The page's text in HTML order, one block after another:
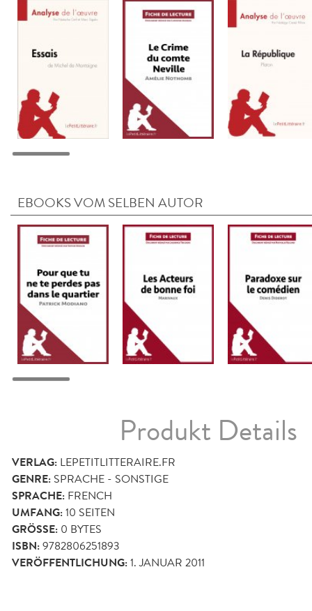
EBOOKS VOM SELBEN AUTOR
Produkt Details
VERLAG: LEPETITLITTERAIRE.FR
GENRE: SPRACHE - SONSTIGE
SPRACHE: FRENCH
UMFANG:10 SEITEN
GRÖSSE: 0 BYTES
ISBN:9782806251893
VERÖFFENTLICHUNG:1. JANUAR 2011